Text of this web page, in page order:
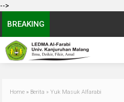
-->
BREAKING
Home » Berita »Yuk Masuk Alfarabi